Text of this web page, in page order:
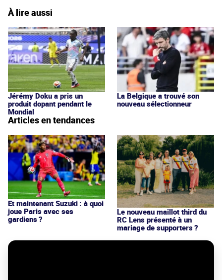
À lire aussi
Jérémy Doku a pris un
produit dopant pendant le
Mondial
La Belgique a trouvé son
nouveau sélectionneur
Articles en tendances
Et maintenant Suzuki : à quoi
joue Paris avec ses
gardiens ?
Le nouveau maillot third du
RC Lens présenté à un
mariage de supporters ?